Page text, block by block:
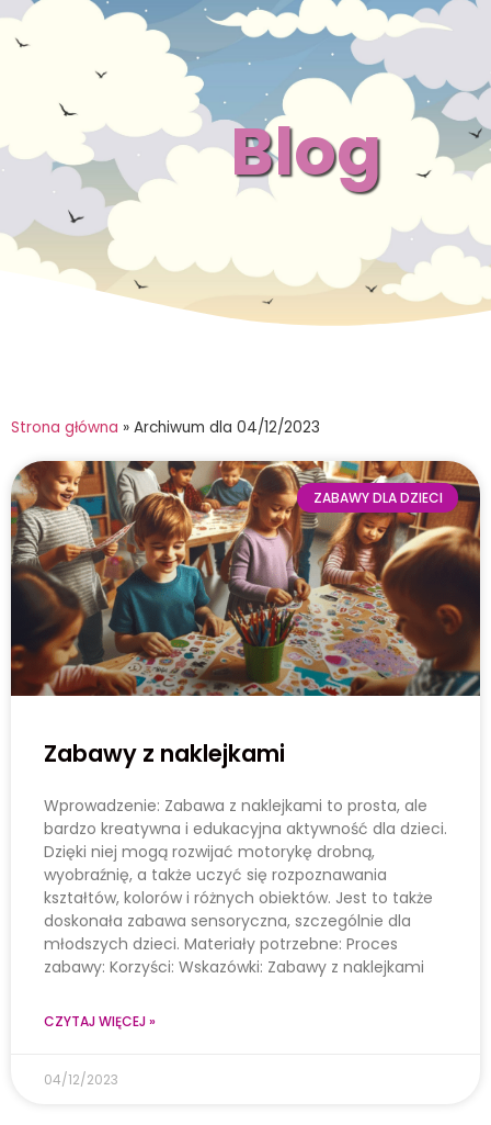
Blog
Strona główna » Archiwum dla 04/12/2023
ZABAWY DLA DZIECI
Zabawy z naklejkami
Wprowadzenie: Zabawa z naklejkami to prosta, ale
bardzo kreatywna i edukacyjna aktywność dla dzieci.
Dzięki niej mogą rozwijać motorykę drobną,
wyobraźnię, a także uczyć się rozpoznawania
kształtów, kolorów i różnych obiektów. Jest to także
doskonała zabawa sensoryczna, szczególnie dla
młodszych dzieci. Materiały potrzebne: Proces
zabawy: Korzyści: Wskazówki: Zabawy z naklejkami
CZYTAJ WIĘCEJ »
04/12/2023